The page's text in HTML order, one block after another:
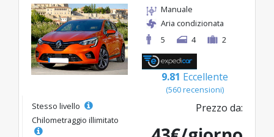
Manuale
Aria condizionata
5
4 2
9.81 Eccellente
(560 recensioni)
Stesso livello
Chilometraggio illimitato
Prezzo da: